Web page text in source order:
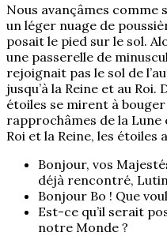
Nous avançâmes comme
un léger nuage de
posait le pied sur le sol.
une passerelle de
rejoignait pas le sol de
jusqu’à la Reine et au
étoiles se mirent à
rapprochâmes de la Lune
Roi et la Reine, les
Bonjour, vos
déjà rencontré,
Bonjour Bo ! Que
Est-ce qu’il serait
notre Monde ?